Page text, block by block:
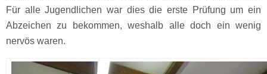
Für alle Jugendlichen war dies die erste Prüfung um ein
Abzeichen zu bekommen, weshalb alle doch ein wenig
nervös waren.